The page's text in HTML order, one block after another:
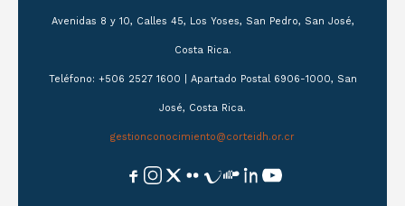
Avenidas 8 y 10, Calles 45, Los Yoses, San Pedro, San José,
Costa Rica.
Teléfono: +506 2527 1600 | Apartado Postal 6906-1000, San
José, Costa Rica.
gestionconocimiento@corteidh.or.cr